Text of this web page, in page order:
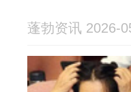
蓬勃资讯 2026-